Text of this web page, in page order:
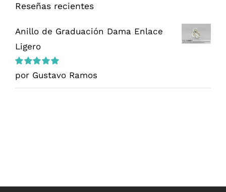
Reseñas recientes
Anillo de Graduación Dama Enlace
Ligero
Valorado
en
por Gustavo Ramos